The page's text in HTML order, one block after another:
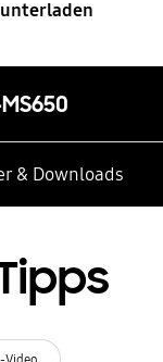
& Downloads